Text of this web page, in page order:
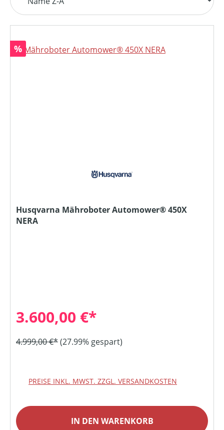
Rabatt
%
Husqvarna Mähroboter Automower® 450X
NERA
3.600,00 €*
4.999,00 €*(27.99% gespart)
PREISE INKL. MWST. ZZGL. VERSANDKOSTEN
IN DEN WARENKORB